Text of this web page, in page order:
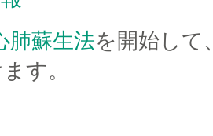
肺蘇生法を開始して
す。